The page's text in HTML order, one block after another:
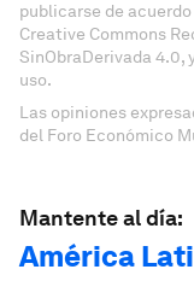
publicarse de
Creative Commons
SinObraDerivada 4.0,
uso.
Las opiniones
del Foro Económico
Mantente al día:
América